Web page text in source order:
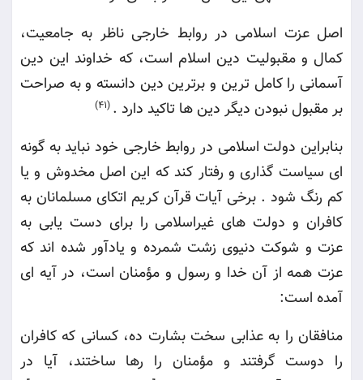
اصل عزت اسلامی در روابط خارجی ناظر به جامعیت،
کمال و مقبولیت دین اسلام است، که خداوند این دین
آسمانی را کامل ترین و برترین دین دانسته و به صراحت
بر مقبول نبودن دیگر دین ها تاکید دارد .
(41)
بنابراین دولت اسلامی در روابط خارجی خود نباید به گونه
ای سیاست گذاری و رفتار کند که این اصل مخدوش و یا
کم رنگ شود . برخی آیات قرآن کریم اتکای مسلمانان به
کافران و دولت های غیراسلامی را برای دست یابی به
عزت و شوکت دنیوی زشت شمرده و یادآور شده اند که
عزت همه از آن خدا و رسول و مؤمنان است، در آیه ای
آمده است:
منافقان را به عذابی سخت بشارت ده، کسانی که کافران
را دوست گرفتند و مؤمنان را رها ساختند، آیا در